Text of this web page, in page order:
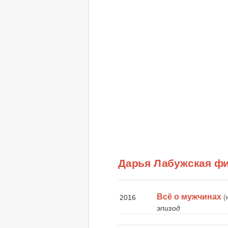
Дарья Лабужская
2016 Всё о мужчинах
эпизод